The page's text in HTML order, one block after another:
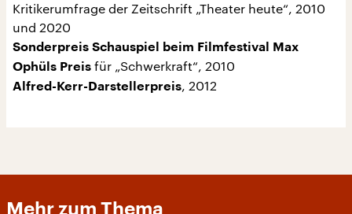
Kritikerumfrage der Zeitschrift „Theater heute“, 2010
und 2020
Sonderpreis Schauspiel beim Filmfestival Max
Ophüls Preis für „Schwerkraft“, 2010
Alfred-Kerr-Darstellerpreis, 2012
Mehr zum Thema